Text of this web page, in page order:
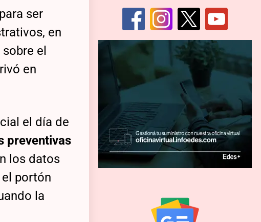
ser
en
el
en
el día de
preventivas
los datos
portón
la